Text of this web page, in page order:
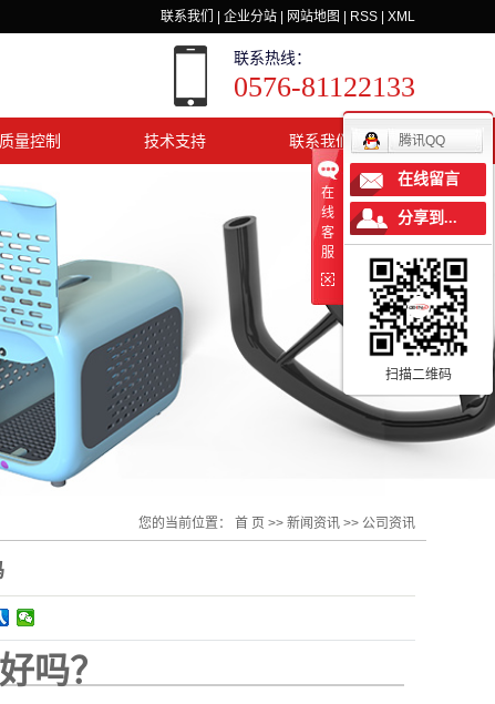
联系我们 企业分站 网站地图 RSS XML
联系热线：
0576-81122133
质量控制 技术支持 联系我们
您的当前位置： 首 页 >> 新闻资讯 >> 公司资讯
吗？
在
线
客
服
腾讯QQ
在线留言
分享到...
扫描二维码